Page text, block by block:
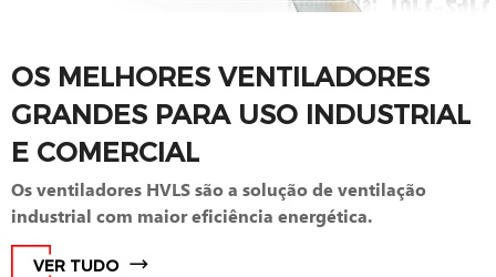
OS MELHORES VENTILADORES
GRANDES PARA USO INDUSTRIAL
E COMERCIAL
Os ventiladores HVLS são a solução de ventilação
industrial com maior eficiência energética.
VER TUDO